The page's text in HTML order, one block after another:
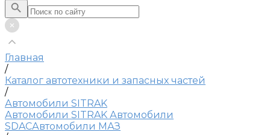
Главная
/
Каталог автотехники и запасных частей
/
Автомобили SITRAK
Автомобили SITRAK Автомобили
SDACАвтомобили МАЗ